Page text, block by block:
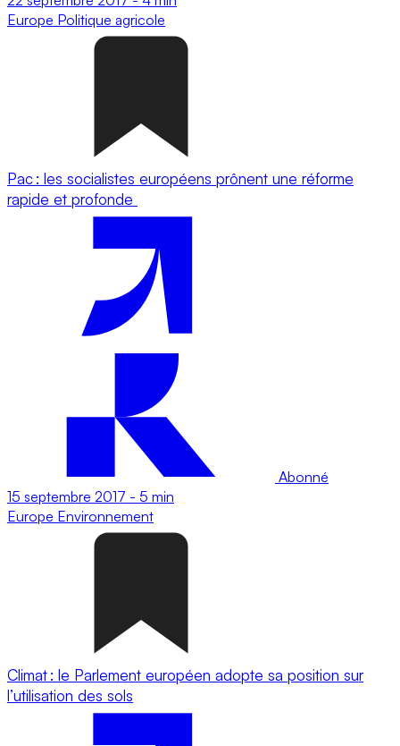
Europe Politique agricole
Pac : les socialistes européens prônent une réforme
rapide et profonde
Abonné
15 septembre 2017 - 5 min
Europe Environnement
Climat : le Parlement européen adopte sa position sur
l’utilisation des sols